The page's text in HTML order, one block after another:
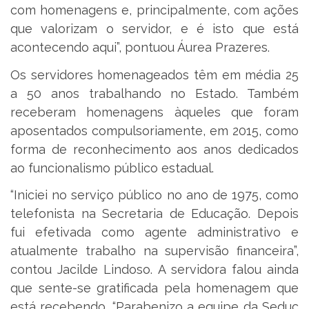
com homenagens e, principalmente, com ações
que valorizam o servidor, e é isto que está
acontecendo aqui”, pontuou Áurea Prazeres.
Os servidores homenageados têm em média 25
a 50 anos trabalhando no Estado. Também
receberam homenagens àqueles que foram
aposentados compulsoriamente, em 2015, como
forma de reconhecimento aos anos dedicados
ao funcionalismo público estadual.
“Iniciei no serviço público no ano de 1975, como
telefonista na Secretaria de Educação. Depois
fui efetivada como agente administrativo e
atualmente trabalho na supervisão financeira”,
contou Jacilde Lindoso. A servidora falou ainda
que sente-se gratificada pela homenagem que